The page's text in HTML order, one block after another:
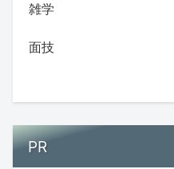
雑学
面技
PR